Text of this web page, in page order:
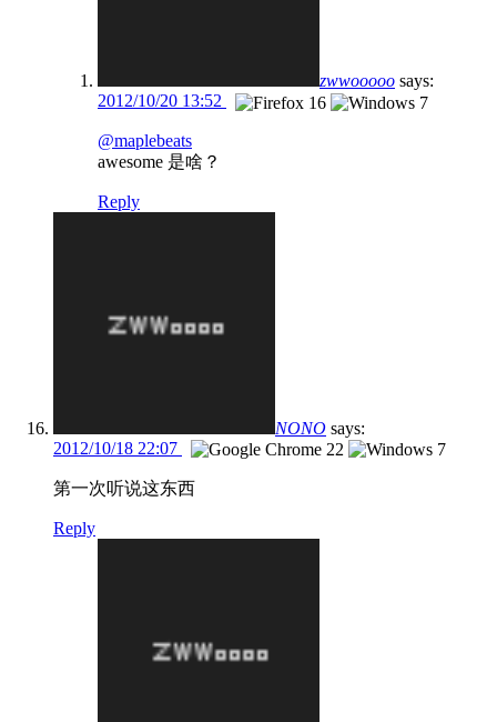
zwwooooo says:
2012/10/20 13:52
@maplebeats
awesome 是啥？
Reply
NONO says:
2012/10/18 22:07
第一次听说这东西
Reply